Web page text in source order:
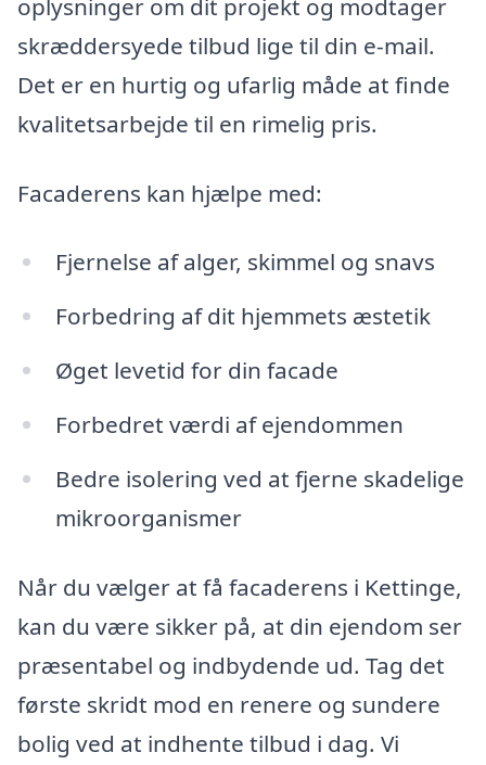
oplysninger om dit projekt og modtager
skræddersyede tilbud lige til din e-mail.
Det er en hurtig og ufarlig måde at finde
kvalitetsarbejde til en rimelig pris.
Facaderens kan hjælpe med:
Fjernelse af alger, skimmel og snavs
Forbedring af dit hjemmets æstetik
Øget levetid for din facade
Forbedret værdi af ejendommen
Bedre isolering ved at fjerne skadelige
mikroorganismer
Når du vælger at få facaderens i Kettinge,
kan du være sikker på, at din ejendom ser
præsentabel og indbydende ud. Tag det
første skridt mod en renere og sundere
bolig ved at indhente tilbud i dag. Vi